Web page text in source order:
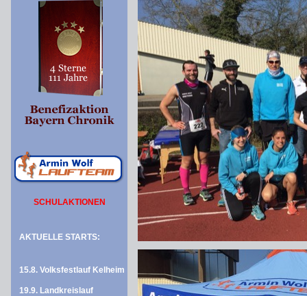
SCHULAKTIONEN
AKTUELLE STARTS:
15.8. Volksfestlauf Kelheim
19.9. Landkreislauf